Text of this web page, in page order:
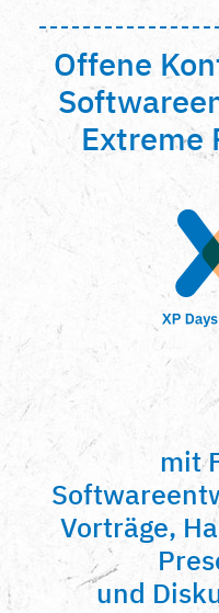
Offene
Extreme
mit
Vorträge,
und